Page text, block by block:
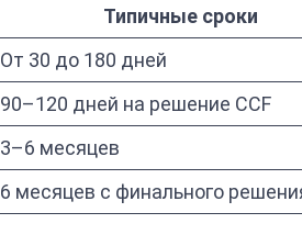
Типичные сроки
От 30 до 180 дней
90–120 дней на решение CCF
3–6 месяцев
6 месяцев с финального